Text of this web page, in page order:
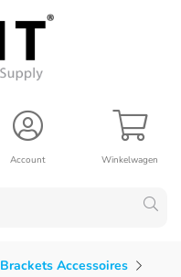
Winkelwagen
Account
Brackets Accessoires